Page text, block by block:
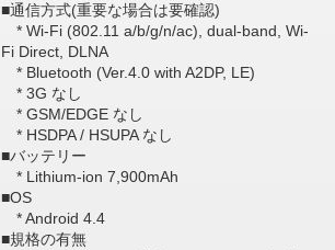
■通信方式(重要な場合は要確認)
* Wi-Fi (802.11 a/b/g/n/ac), dual-band, Wi-
Fi Direct, DLNA
* Bluetooth (Ver.4.0 with A2DP, LE)
* 3G なし
* GSM/EDGE なし
* HSDPA / HSUPA なし
■バッテリー
* Lithium-ion 7,900mAh
■OS
* Android 4.4
■規格の有無